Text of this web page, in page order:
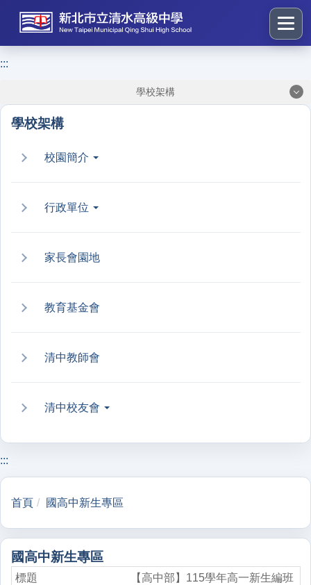
到
塊
:::
學校架構
學校架構
校園簡介
行政單位
家長會園地
教育基金會
清中教師會
清中校友會
:::
首頁 國高中新生專區
國高中新生專區
【高中部】115學年高一新生編班